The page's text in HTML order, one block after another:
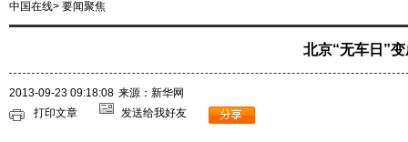
中国在线> 要闻聚焦
北京“无车日”
2013-09-23 09:18:08 来源：新华网
打印文章
发送给我好友